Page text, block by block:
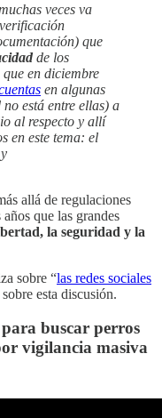
veces va
que
de los
en diciembre
en algunas
está entre ellas) a
al respecto y allí
en este tema: el
allá de regulaciones
que las grandes
la seguridad y la
sobre “las redes sociales
esta discusión.
buscar perros
vigilancia masiva